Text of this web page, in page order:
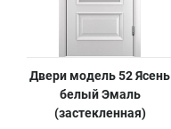
Двери модель 52 Ясень
белый Эмаль
(застекленная)